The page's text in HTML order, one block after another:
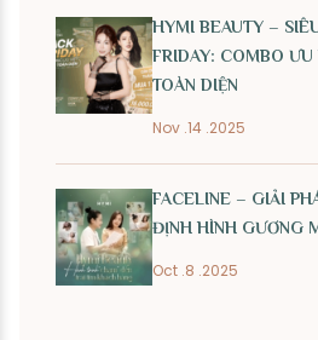
HYMI BEAUTY –
FRIDAY: COMBO
TOÀN DIỆN
Nov .14 .2025
FACELINE – GIẢI
ĐỊNH HÌNH GƯƠNG
Oct .8 .2025